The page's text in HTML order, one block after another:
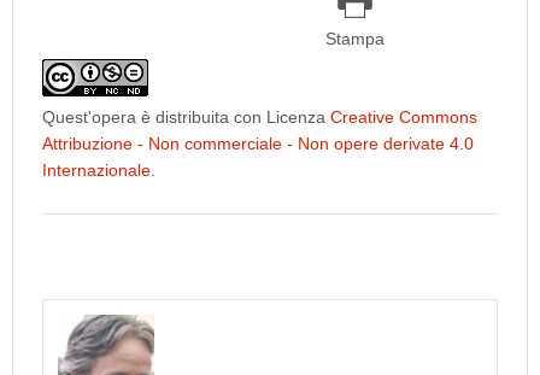
Stampa
Quest'opera è distribuita con Licenza Creative Commons
Attribuzione - Non commerciale - Non opere derivate 4.0
Internazionale.